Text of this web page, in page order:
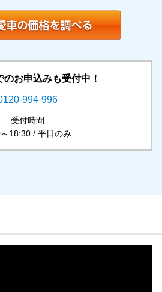
のお申込みも受付中！
994-996
受付時間
18:30 / 平日のみ